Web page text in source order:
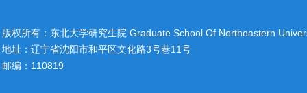
版权所有：东北大学研究生院 Graduate School Of Northeastern
地址：辽宁省沈阳市和平区文化路3号巷11号
邮编：110819